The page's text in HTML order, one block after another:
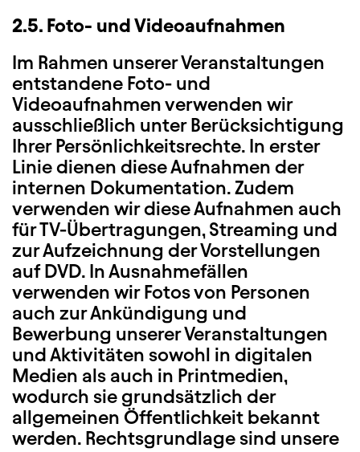
2.5. Foto- und Videoaufnahmen
Im Rahmen unserer Veranstaltungen
entstandene Foto- und
Videoaufnahmen verwenden wir
ausschließlich unter Berücksichtigung
Ihrer Persönlichkeitsrechte. In erster
Linie dienen diese Aufnahmen der
internen Dokumentation. Zudem
verwenden wir diese Aufnahmen auch
für TV-Übertragungen, Streaming und
zur Aufzeichnung der Vorstellungen
auf DVD. In Ausnahmefällen
verwenden wir Fotos von Personen
auch zur Ankündigung und
Bewerbung unserer Veranstaltungen
und Aktivitäten sowohl in digitalen
Medien als auch in Printmedien,
wodurch sie grundsätzlich der
allgemeinen Öffentlichkeit bekannt
werden. Rechtsgrundlage sind unsere